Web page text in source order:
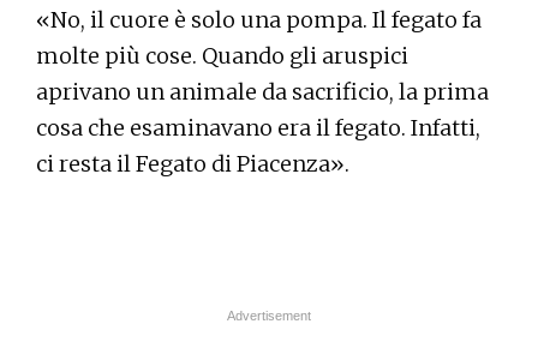
«No, il cuore è solo una pompa. Il fegato fa
molte più cose. Quando gli aruspici
aprivano un animale da sacrificio, la prima
cosa che esaminavano era il fegato. Infatti,
ci resta il Fegato di Piacenza».